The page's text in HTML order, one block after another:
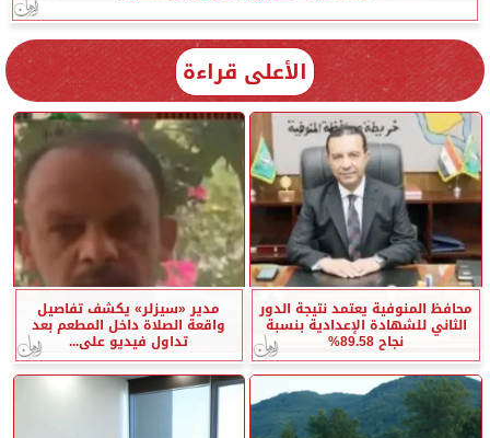
الأعلى قراءة
محافظ المنوفية يعتمد نتيجة الدور
الثاني للشهادة الإعدادية بنسبة
نجاح 89.58%
مدير «سيزلر» يكشف تفاصيل
واقعة الصلاة داخل المطعم بعد
تداول فيديو على...